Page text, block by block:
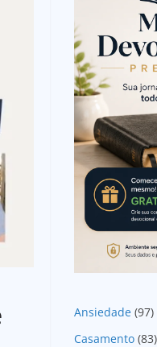
Ansiedade (97)
Casamento (83)